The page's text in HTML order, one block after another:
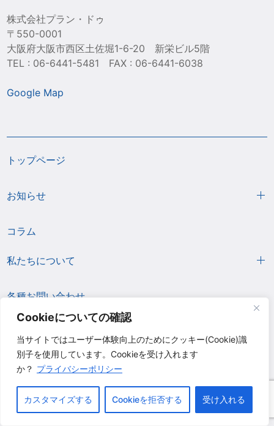
Cookieについての確認
当サイトではユーザー体験向上のためにクッキー(Cookie)識
別子を使用しています。Cookieを受け入れます
か？ プライバシーポリシー
カスタマイズする Cookieを拒否する 受け入れる
株式会社プラン・ドゥ
〒550-0001
大阪府大阪市西区土佐堀1-6-20 新栄ビル5階
TEL : 06-6441-5481 FAX : 06-6441-6038
Google Map
トップページ
お知らせ
コラム
私たちについて
各種お問い合わせ
プライバシーポリシー
取扱品目